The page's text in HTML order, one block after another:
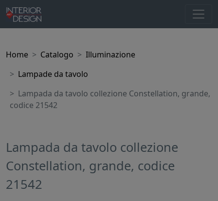
Home Catalogo
Illuminazione
Lampade da tavolo
Lampada da tavolo collezione Constellation, grande,
codice 21542
Lampada da tavolo collezione
Constellation, grande, codice
21542